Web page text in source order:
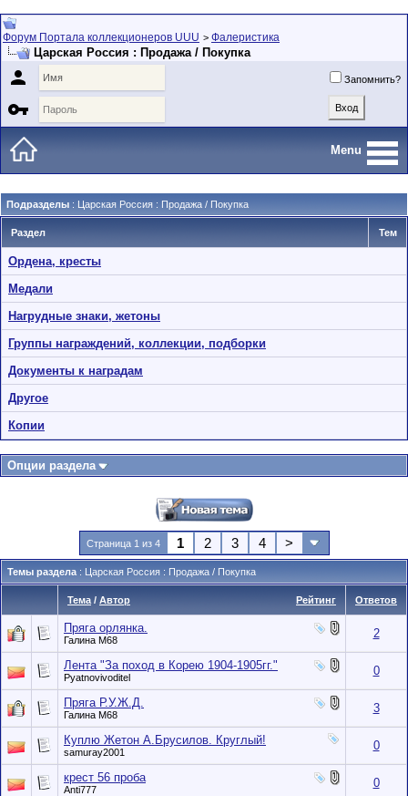
Форум Портала коллекционеров UUU > Фалеристика
Царская Россия : Продажа / Покупка
 Запомнить?

Menu
Подразделы : Царская Россия : Продажа / Покупка
Раздел Тем
Ордена, кресты
Медали
Нагрудные знаки, жетоны
Группы награждений, коллекции, подборки
Документы к наградам
Другое
Копии
Опции раздела
Страница 1 из 4 1 2 3 4 >
Темы раздела : Царская Россия : Продажа / Покупка
Рейтинг
Тема / Автор Ответов
Пряга орлянка.
Галина М68 2
Лента "За поход в Корею 1904-1905гг."
Pyatnovivoditel 0
Пряга Р.У.Ж.Д.
Галина М68 3
Куплю Жетон А.Брусилов. Круглый!
samuray2001 0
крест 56 проба
Anti777 0